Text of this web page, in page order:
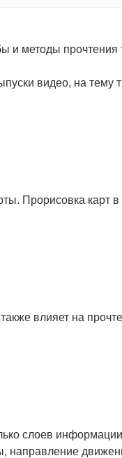
и методы прочтения
видео, на тему
Прорисовка карт в
влияет на
слоев
направление